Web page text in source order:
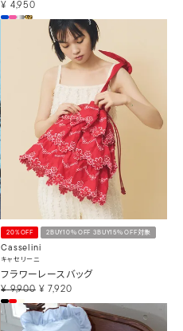
¥ 4,950
20%OFF 2BUY10％OFF 3BUY15％OFF対象
Casselini
キャセリーニ
フラワーレースバッグ
¥ 9,900 ¥ 7,920